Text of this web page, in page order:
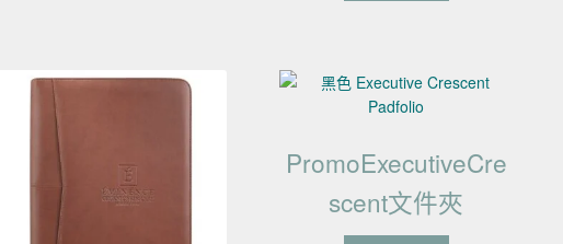
PromoExecutiveCre
scent文件夾